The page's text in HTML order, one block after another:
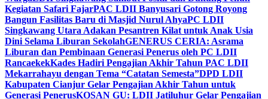
Kegiatan Safari FajarPAC LDII Banyusari Gotong Royong
Bangun Fasilitas Baru di Masjid Nurul AhyaPC LDII
Singkawang Utara Adakan Pesantren Kilat untuk Anak Usia
Dini Selama Liburan SekolahGENERUS CERIA: Asrama
Liburan dan Pembinaan Generasi Penerus oleh PC LDII
RancaekekKades Hadiri Pengajian Akhir Tahun PAC LDII
Mekarrahayu dengan Tema “Catatan Semesta”DPD LDII
Kabupaten Cianjur Gelar Pengajian Akhir Tahun untuk
Generasi PenerusKOSAN GU: LDII Jatiluhur Gelar Pengajian